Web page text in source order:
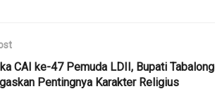
CAI ke-47 Pemuda LDII, Bupati Tabalong
Pentingnya Karakter Religius